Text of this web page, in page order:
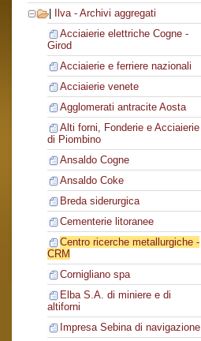
Ilva - Archivi aggregati
Acciaierie elettriche Cogne -
Girod
Acciaierie e ferriere nazionali
Acciaierie venete
Agglomerati antracite Aosta
Alti forni, Fonderie e Acciaierie
di Piombino
Ansaldo Cogne
Ansaldo Coke
Breda siderurgica
Cementerie litoranee
Centro ricerche metallurgiche -
CRM
Cornigliano spa
Elba S.A. di miniere e di
altiforni
Impresa Sebina di navigazione